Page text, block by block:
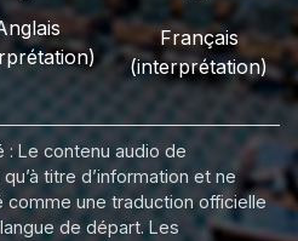
Français
(interprétation)
: Le contenu audio de
titre d’information et ne
une traduction officielle
de départ. Les